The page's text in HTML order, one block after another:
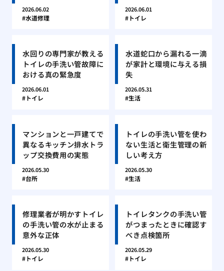
2026.06.02
水道修理
2026.06.01
トイレ
水回りの専門家が教える
トイレの手洗い管故障に
おける真の緊急度
2026.06.01
トイレ
水道蛇口から漏れる一滴
が家計と環境に与える損
失
2026.05.31
生活
マンションと一戸建てで
異なるキッチン排水トラ
ップ交換費用の実態
2026.05.30
台所
トイレの手洗い管を使わ
ない生活と衛生管理の新
しい考え方
2026.05.30
生活
修理業者が明かすトイレ
の手洗い管の水が止まる
意外な正体
2026.05.30
トイレ
トイレタンクの手洗い管
がつまったときに確認す
べき点検箇所
2026.05.29
トイレ